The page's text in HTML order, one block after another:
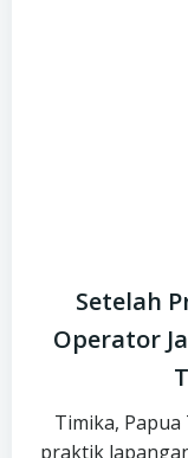
Setelah
Operator
Timika,
praktik